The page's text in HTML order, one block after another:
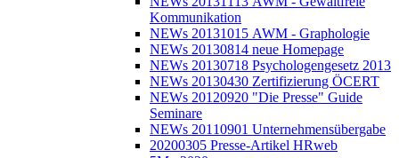
Kommunikation
NEWs 20131015 AWM - Graphologie
NEWs 20130814 neue Homepage
NEWs 20130718 Psychologengesetz 2013
NEWs 20130430 Zertifizierung ÖCERT
NEWs 20120920 "Die Presse" Guide
Seminare
NEWs 20110901 Unternehmensübergabe
20200305 Presse-Artikel HRweb